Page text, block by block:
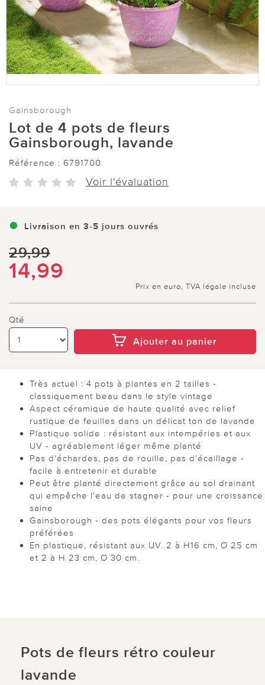
Gainsborough
Lot de 4 pots de fleurs
Gainsborough, lavande
Référence : 6791700
Voir l'évaluation
Livraison en 3-5 jours ouvrés
29,99
14,99
Prix en euro, TVA légale incluse
Qté
Ajouter au panier
Très actuel : 4 pots à plantes en 2 tailles -
classiquement beau dans le style vintage
Aspect céramique de haute qualité avec relief
rustique de feuilles dans un délicat ton de lavande
Plastique solide : résistant aux intempéries et aux
UV - agréablement léger même planté
Pas d'échardes, pas de rouille, pas d'écaillage -
facile à entretenir et durable
Peut être planté directement grâce au sol drainant
qui empêche l'eau de stagner - pour une croissance
saine
Gainsborough - des pots élégants pour vos fleurs
préférées
En plastique, résistant aux UV. 2 à H16 cm, Ø 25 cm
et 2 à H 23 cm, Ø 30 cm.
Pots de fleurs rétro couleur
lavande